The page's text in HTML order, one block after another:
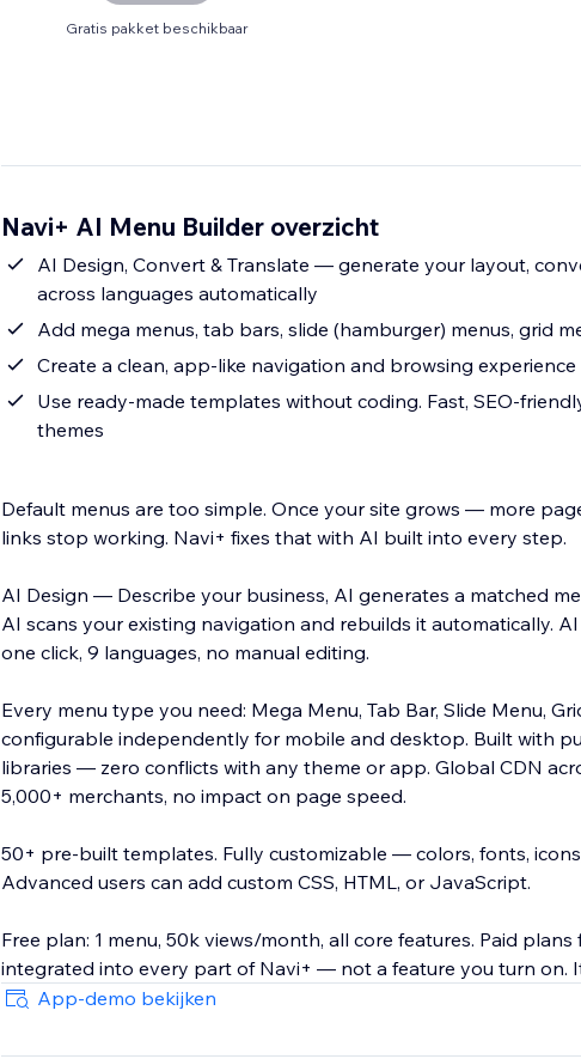
Gratis pakket beschikbaar
Navi+ AI Menu Builder overzicht
AI Design, Convert & Translate — generate your layout,
across languages automatically
Add mega menus, tab bars, slide (hamburger) menus, grid
Create a clean, app-like navigation and browsing experience
Use ready-made templates without coding. Fast, SEO-
themes
Default menus are too simple. Once your site grows — more
links stop working. Navi+ fixes that with AI built into every step.
AI Design — Describe your business, AI generates a matched
AI scans your existing navigation and rebuilds it automatically.
one click, 9 languages, no manual editing.
Every menu type you need: Mega Menu, Tab Bar, Slide Menu,
configurable independently for mobile and desktop. Built with
libraries — zero conflicts with any theme or app. Global CDN
5,000+ merchants, no impact on page speed.
50+ pre-built templates. Fully customizable — colors, fonts,
Advanced users can add custom CSS, HTML, or JavaScript.
Free plan: 1 menu, 50k views/month, all core features. Paid
integrated into every part of Navi+ — not a feature you turn on.
App-demo bekijken